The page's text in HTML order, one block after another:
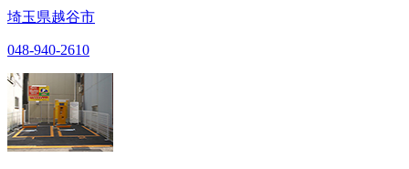
埼玉県越谷市
048-940-2610